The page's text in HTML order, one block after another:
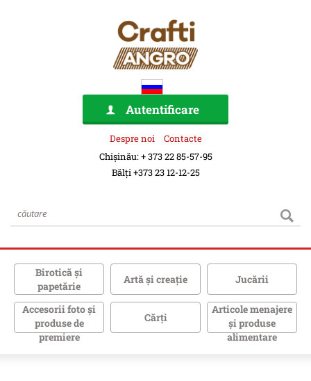
Autentificare
Despre noi
Contacte
Chișinău: + 373 22 85-57-95
Bălți +373 23 12-12-25
Birotică şi
papetărie
Artă şi creaţie Jucării
Accesorii foto şi
produse de
premiere
Cărţi
Articole menajere
și produse
alimentare